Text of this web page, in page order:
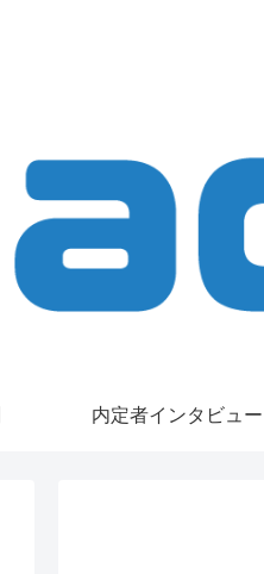
内定者インタビュー